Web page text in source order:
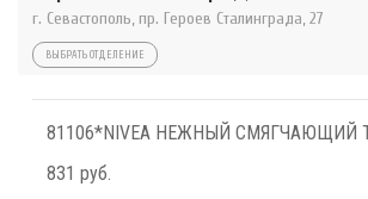
г. Севастополь, пр. Героев Сталинграда, 27
ВЫБРАТЬ ОТДЕЛЕНИЕ
81106*NIVEA НЕЖНЫЙ СМЯГЧАЮЩИЙ
831 руб.